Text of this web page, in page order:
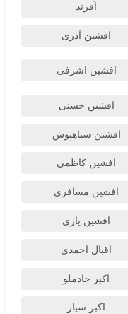
اَفرند
افشین آذری
افشین اشرفی
افشین حسنی
افشین سیاهپوش
افشین کاظمی
افشین مسافری
افشین یاری
اقبال احمدی
اکبر خادملو
اکبر سیار